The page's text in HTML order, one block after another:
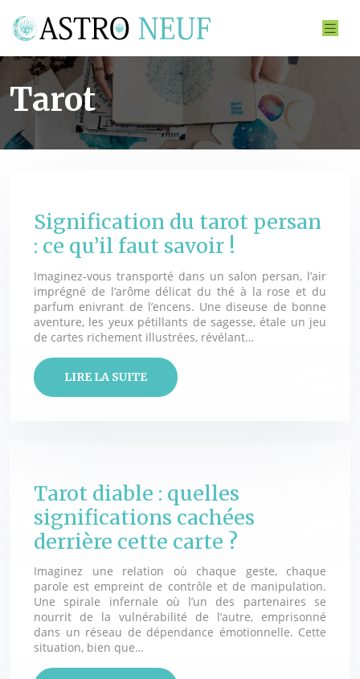
Tarot
Signification du tarot persan
: ce qu’il faut savoir !
Imaginez-vous transporté dans un salon persan, l’air
imprégné de l’arôme délicat du thé à la rose et du
parfum enivrant de l’encens. Une diseuse de bonne
aventure, les yeux pétillants de sagesse, étale un jeu
de cartes richement illustrées, révélant…
LIRE LA SUITE
Tarot diable : quelles
significations cachées
derrière cette carte ?
Imaginez une relation où chaque geste, chaque
parole est empreint de contrôle et de manipulation.
Une spirale infernale où l’un des partenaires se
nourrit de la vulnérabilité de l’autre, emprisonné
dans un réseau de dépendance émotionnelle. Cette
situation, bien que…